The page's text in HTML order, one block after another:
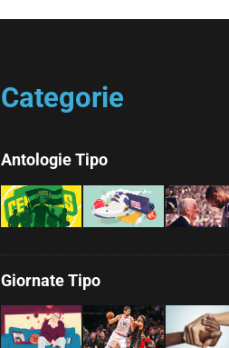
Categorie
Antologie Tipo
Giornate Tipo